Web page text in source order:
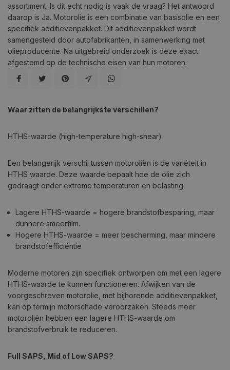
assortiment. Is dit echt nodig is vaak de vraag? Het antwoord
daarop is Ja. Motorolie is een combinatie van basisolie en een
specifiek additievenpakket. Dit additievenpakket wordt
samengesteld door autofabrikanten, in samenwerking met
olieproducente. Na uitgebreid onderzoek is deze exact
afgestemd op de technische eisen van hun motoren.
Waar zitten de belangrijkste verschillen?
HTHS-waarde (high-temperature high-shear)
Een belangerijk verschil tussen motoroliën is de variëteit in
HTHS waarde. Deze waarde bepaalt hoe de olie zich
gedraagt onder extreme temperaturen en belasting:
Lagere HTHS-waarde = hogere brandstofbesparing, maar
dunnere smeerfilm.
Hogere HTHS-waarde = meer bescherming, maar mindere
brandstofefficiëntie
Moderne motoren zijn specifiek ontworpen om met een lagere
HTHS-waarde te kunnen functioneren. Afwijken van de
voorgeschreven motorolie, met bijhorende additievenpakket,
kan op termijn motorschade veroorzaken. Steeds meer
motoroliën hebben een lagere HTHS-waarde om
brandstofverbruik te reduceren.
Full SAPS, Mid of Low SAPS?